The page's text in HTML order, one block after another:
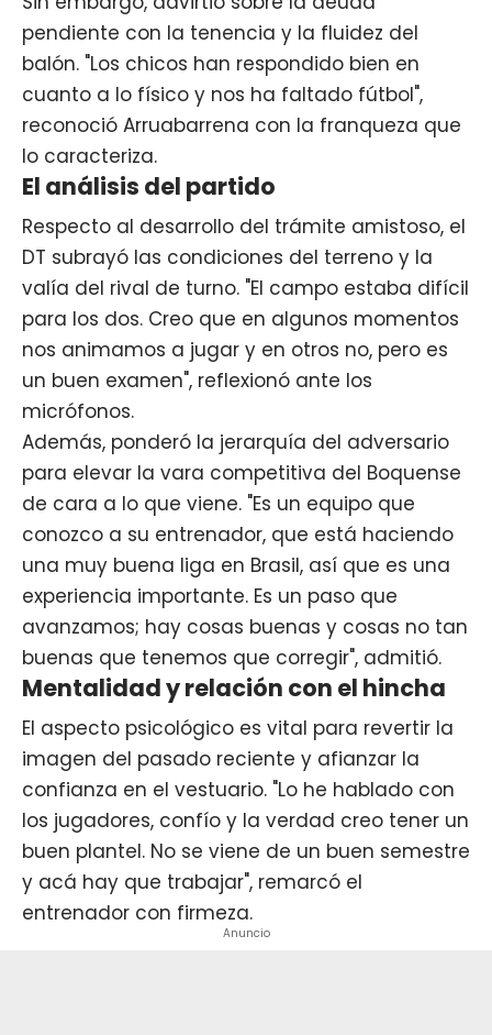
pendiente con la tenencia y la fluidez del
balón. "Los chicos han respondido bien en
cuanto a lo físico y nos ha faltado fútbol",
reconoció Arruabarrena con la franqueza que
lo caracteriza.
El análisis del partido
Respecto al desarrollo del trámite amistoso, el
DT subrayó las condiciones del terreno y la
valía del rival de turno. "El campo estaba difícil
para los dos. Creo que en algunos momentos
nos animamos a jugar y en otros no, pero es
un buen examen", reflexionó ante los
micrófonos.
Además, ponderó la jerarquía del adversario
para elevar la vara competitiva del Boquense
de cara a lo que viene. "Es un equipo que
conozco a su entrenador, que está haciendo
una muy buena liga en Brasil, así que es una
experiencia importante. Es un paso que
avanzamos; hay cosas buenas y cosas no tan
buenas que tenemos que corregir", admitió.
Mentalidad y relación con el hincha
El aspecto psicológico es vital para revertir la
imagen del pasado reciente y afianzar la
confianza en el vestuario. "Lo he hablado con
los jugadores, confío y la verdad creo tener un
buen plantel. No se viene de un buen semestre
y acá hay que trabajar", remarcó el
entrenador con firmeza.
Anuncio